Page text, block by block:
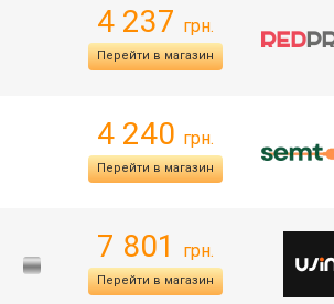
4 237 грн.
Перейти в магазин
4 240 грн.
Перейти в магазин
7 801 грн.
Перейти в магазин